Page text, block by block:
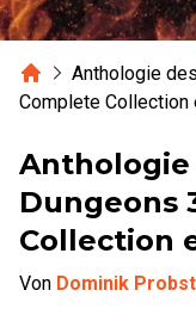
HomeAnthologie
Complete Collection
Anthologie
Dungeons
Collection
Von Dominik Probst